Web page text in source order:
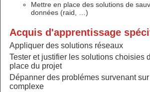
Mettre en place des solutions de
données (raid, …)
Acquis d'apprentissage
Appliquer des solutions réseaux
Tester et justifier les solutions choisies
place du projet
Dépanner des problémes survenant
complexe